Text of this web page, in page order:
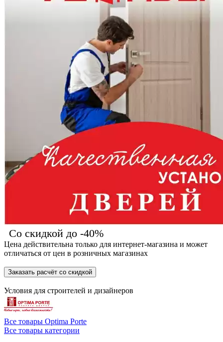
Со скидкой до -40%
Цена действительна только для интернет-магазина и может
отличаться от цен в розничных магазинах
Заказать расчёт со скидкой
Условия для строителей и дизайнеров
Все товары Optima Porte
Все товары категории